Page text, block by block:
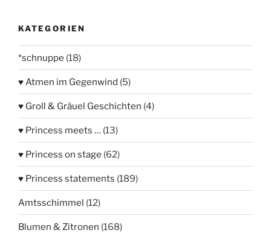
KATEGORIEN
*schnuppe (18)
♥ Atmen im Gegenwind (5)
♥ Groll & Gräuel Geschichten (4)
♥ Princess meets … (13)
♥ Princess on stage (62)
♥ Princess statements (189)
Amtsschimmel (12)
Blumen & Zitronen (168)